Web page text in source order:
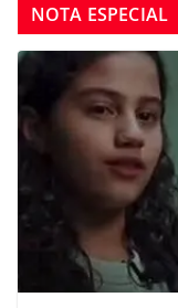
NOTA ESPECIAL